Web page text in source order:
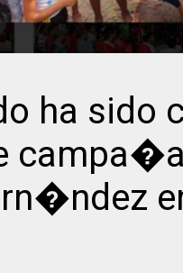
ha sido